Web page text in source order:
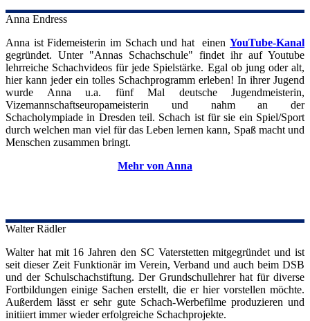
Anna Endress
Anna ist Fidemeisterin im Schach und hat einen YouTube-Kanal
gegründet. Unter "Annas Schachschule" findet ihr auf Youtube
lehrreiche Schachvideos für jede Spielstärke. Egal ob jung oder alt,
hier kann jeder ein tolles Schachprogramm erleben! In ihrer Jugend
wurde Anna u.a. fünf Mal deutsche Jugendmeisterin,
Vizemannschaftseuropameisterin und nahm an der
Schacholympiade in Dresden teil. Schach ist für sie ein Spiel/Sport
durch welchen man viel für das Leben lernen kann, Spaß macht und
Menschen zusammen bringt.
Mehr von Anna
Walter Rädler
Walter hat mit 16 Jahren den SC Vaterstetten mitgegründet und ist
seit dieser Zeit Funktionär im Verein, Verband und auch beim DSB
und der Schulschachstiftung. Der Grundschullehrer hat für diverse
Fortbildungen einige Sachen erstellt, die er hier vorstellen möchte.
Außerdem lässt er sehr gute Schach-Werbefilme produzieren und
initiiert immer wieder erfolgreiche Schachprojekte.